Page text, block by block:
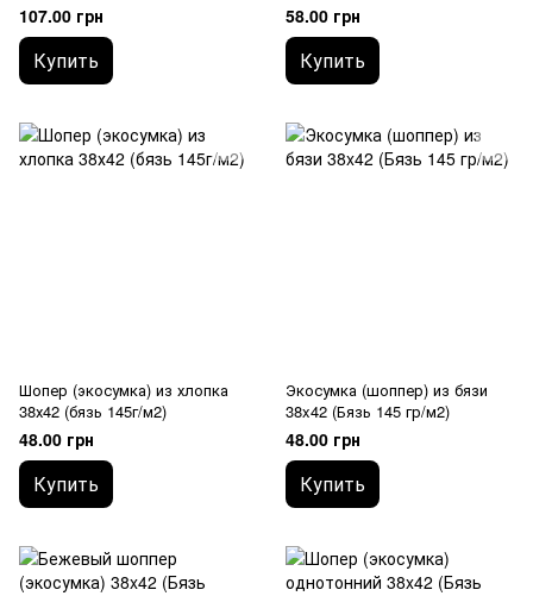
107.00 грн
Купить
58.00 грн
Купить
Шопер (экосумка) из хлопка
38х42 (бязь 145г/м2)
48.00 грн
Купить
Экосумка (шоппер) из бязи
38x42 (Бязь 145 гр/м2)
48.00 грн
Купить